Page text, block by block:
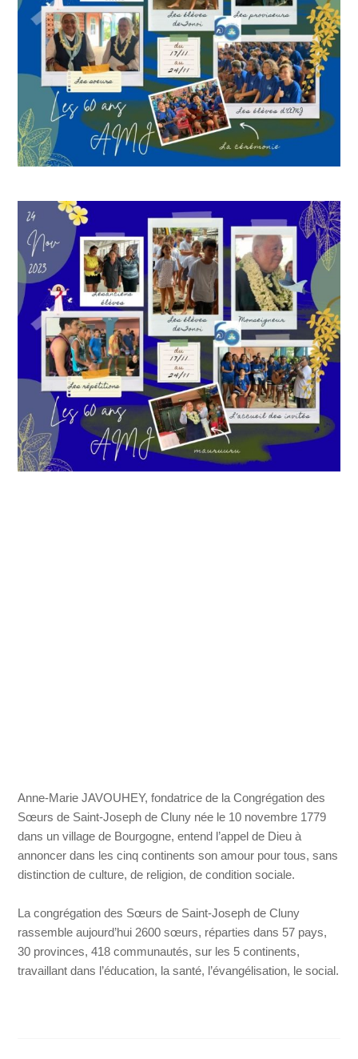
Anne-Marie JAVOUHEY, fondatrice de la Congrégation des
Sœurs de Saint-Joseph de Cluny née le 10 novembre 1779
dans un village de Bourgogne, entend l’appel de Dieu à
annoncer dans les cinq continents son amour pour tous, sans
distinction de culture, de religion, de condition sociale.
La congrégation des Sœurs de Saint-Joseph de Cluny
rassemble aujourd’hui 2600 sœurs, réparties dans 57 pays,
30 provinces, 418 communautés, sur les 5 continents,
travaillant dans l’éducation, la santé, l’évangélisation, le social.